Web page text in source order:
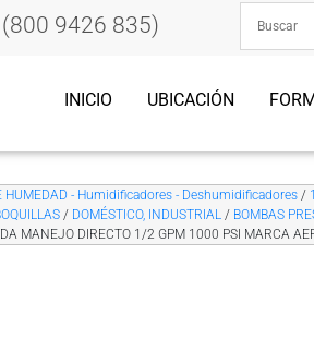
9426 835)
INICIO UBICACIÓN
HUMEDAD - Humidificadores - Deshumidificadores /
/ DOMÉSTICO, INDUSTRIAL / BOMBAS
MANEJO DIRECTO 1/2 GPM 1000 PSI MARCA